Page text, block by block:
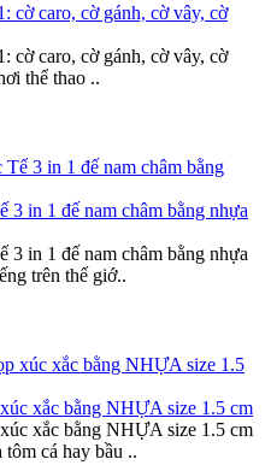
cờ caro, cờ gánh, cờ vây, cờ
cờ caro, cờ gánh, cờ vây, cờ
thể thao ..
3 in 1 đế nam châm bằng nhựa
3 in 1 đế nam châm bằng nhựa
trên thế giớ..
xắc bằng NHỰA size 1.5 cm
xắc bằng NHỰA size 1.5 cm
tôm cá hay bầu ..